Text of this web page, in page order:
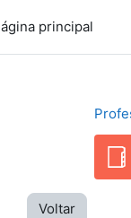
principal
Voltar